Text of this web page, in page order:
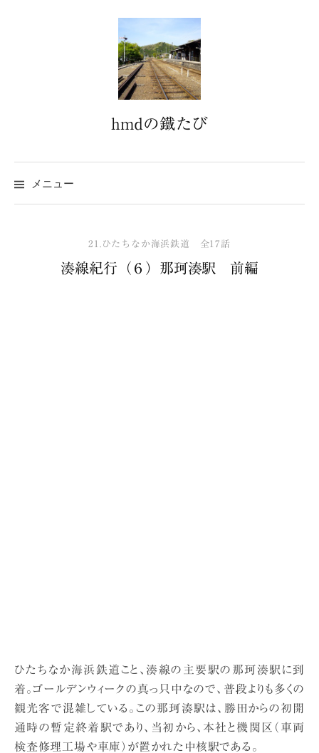
ッ
プ
hmdの鐵たび
メニュー
21.ひたちなか海浜鉄道 全17話
湊線紀行（６）那珂湊駅 前編
ひたちなか海浜鉄道こと、湊線の主要駅の那珂湊駅に到
着。ゴールデンウィークの真っ只中なので、普段よりも多くの
観光客で混雑している。この那珂湊駅は、勝田からの初開
通時の暫定終着駅であり、当初から、本社と機関区（車両
検査修理工場や車庫）が置かれた中核駅である。